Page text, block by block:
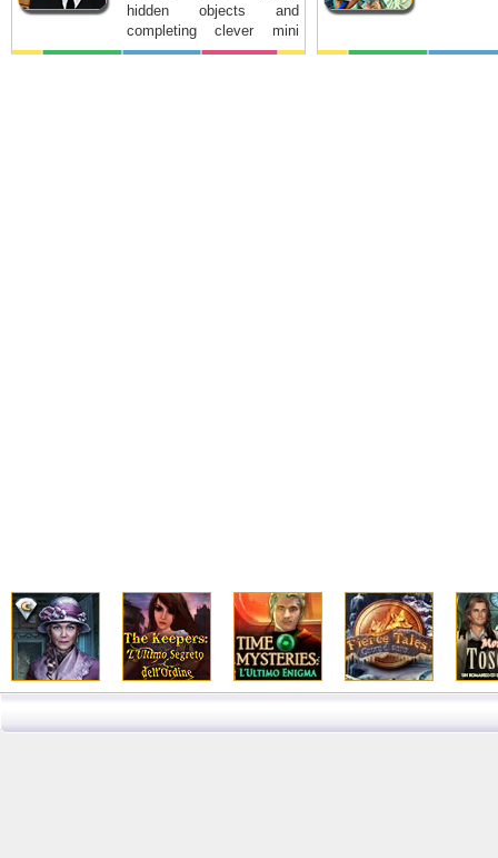
hidden objects and
completing clever mini
games.